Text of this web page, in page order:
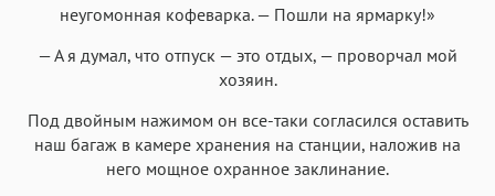
неугомонная кофеварка. — Пошли на ярмарку!»
— А я думал, что отпуск — это отдых, — проворчал мой
хозяин.
Под двойным нажимом он все-таки согласился оставить
наш багаж в камере хранения на станции, наложив на
него мощное охранное заклинание.